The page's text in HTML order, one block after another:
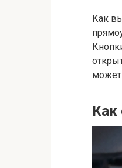
Как
может
Как